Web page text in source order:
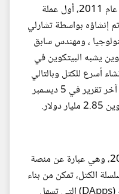
كانت الليتكوين، التي تم إطلاقها في عام 2011، أول عملة
إنشاؤه بواسطة تشارلي
، ومهندس سابق
يشبه البيتكوين في
أسرع للكتل وبالتالي
يوفر تأكيدًا أسرع للمعاملات. بحسب آخر تقرير في 5 ديسمبر
تم إطلاق Ethereum في عام 2015، وهي عبارة عن منصة
الكتل، تمكن من بناء